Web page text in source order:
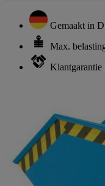
Gemaakt in
Max.
Klantgarantie